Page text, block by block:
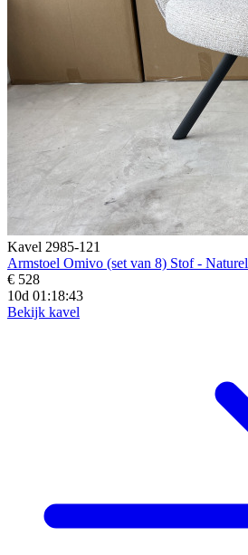
Kavel 2985-121
Armstoel Omivo (set van 8) Stof - Naturel
€ 528
10d 01:18:41
Bekijk kavel